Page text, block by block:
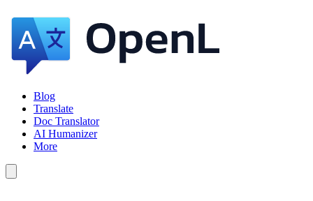
Blog
Translate
Doc Translator
AI Humanizer
More